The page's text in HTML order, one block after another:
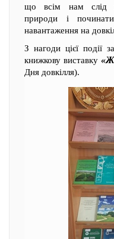
що всім нам слід
природи і
навантаження на
З нагоди цієї події
книжкову виставку
Дня довкілля).